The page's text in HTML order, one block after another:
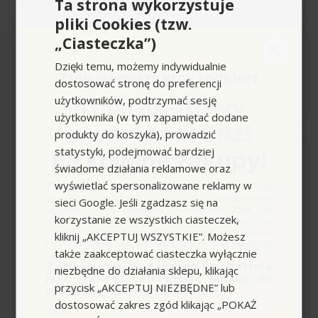
598,99 zł
Dostawa 0zł Wysyłka do 7 dni
WRE 18-55 Battery Set
(2300obr/min,180mm)
Wycinak do chwastów
Karcher (ŁADOWARKA +
BATERIA)
Napięcie [V]: 18
Ta strona wykorzystuje
pliki Cookies (tzw.
„Ciasteczka”)
Dzięki temu, możemy indywidualnie
dostosować stronę do preferencji
użytkowników, podtrzymać sesję
użytkownika (w tym zapamiętać dodane
produkty do koszyka), prowadzić
statystyki, podejmować bardziej
świadome działania reklamowe oraz
wyświetlać spersonalizowane reklamy w
sieci Google. Jeśli zgadzasz się na
korzystanie ze wszystkich ciasteczek,
kliknij „AKCEPTUJ WSZYSTKIE”. Możesz
także zaakceptować ciasteczka wyłącznie
niezbędne do działania sklepu, klikając
przycisk „AKCEPTUJ NIEZBĘDNE” lub
dostosować zakres zgód klikając „POKAŻ
Zrób pierwszy krok i odbierz
Kod rabatowy
o wartości 25zł
na kolejne zakupy!
Zapisz się do newslettera, załóż konto i dokonaj
pierwszych zakupów. W ramach podziękowania
otrzymasz kod rabatowy o wartości
wykorzystania przy kolejnym zamówieniu w
naszym sklepie (minimalna wartość zamówienia
to 100zł przed naliczeniem rabatu). Kod nie łączy
się z innymi kodami rabatowymi.
Zapisując się do naszego newslettera
jako pierwszy otrzymasz dostęp do
promocyjnych ofert i rabatów.
Email